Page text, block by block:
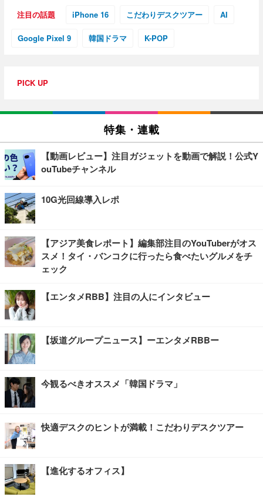
注目の話題 iPhone 16 こだわりデスクツアー AI
Google Pixel 9 韓国ドラマ K-POP
PICK UP
特集・連載
【動画レビュー】注目ガジェットを動画で解説！公式Y
ouTubeチャンネル
10G光回線導入レポ
【アジア美食レポート】編集部注目のYouTuberがオス
スメ！タイ・バンコクに行ったら食べたいグルメをチ
ェック
【エンタメRBB】注目の人にインタビュー
【坂道グループニュース】ーエンタメRBBー
今観るべきオススメ「韓国ドラマ」
快適デスクのヒントが満載！こだわりデスクツアー
【進化するオフィス】